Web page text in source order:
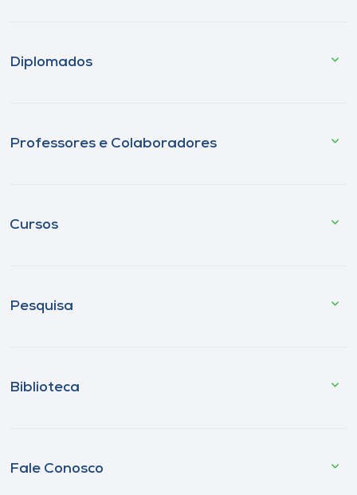
Diplomados
Professores e Colaboradores
Cursos
Pesquisa
Biblioteca
Fale Conosco